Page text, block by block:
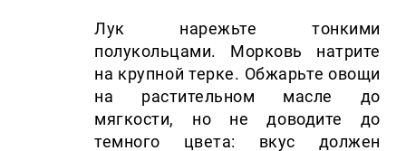
Лук нарежьте тонкими
полукольцами. Морковь натрите
на крупной терке. Обжарьте овощи
на растительном масле до
мягкости, но не доводите до
темного цвета: вкус должен